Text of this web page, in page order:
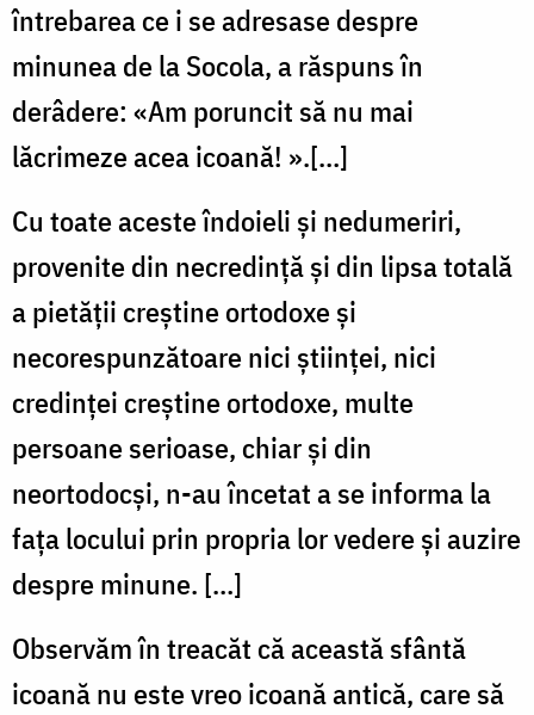
întrebarea ce i se adresase despre
minunea de la Socola, a răspuns în
derâdere: «Am poruncit să nu mai
lăcrimeze acea icoană! ».[…]
Cu toate aceste îndoieli şi nedumeriri,
provenite din necredinţă şi din lipsa totală
a pietăţii creştine ortodoxe şi
necorespunzătoare nici ştiinţei, nici
credinţei creştine ortodoxe, multe
persoane serioase, chiar şi din
neortodocşi, n-au încetat a se informa la
faţa locului prin propria lor vedere şi auzire
despre minune. […]
Observăm în treacăt că această sfântă
icoană nu este vreo icoană antică, care să